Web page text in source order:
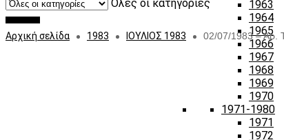
1963
1964
1965
1966
1967
1968
1969
1970
1971-1980
1971
1972
Όλες οι κατηγορίες
Αρχική σελίδα 1983 ΙΟΥΛΙΟΣ 1983 02/07/1983 – Αρ.